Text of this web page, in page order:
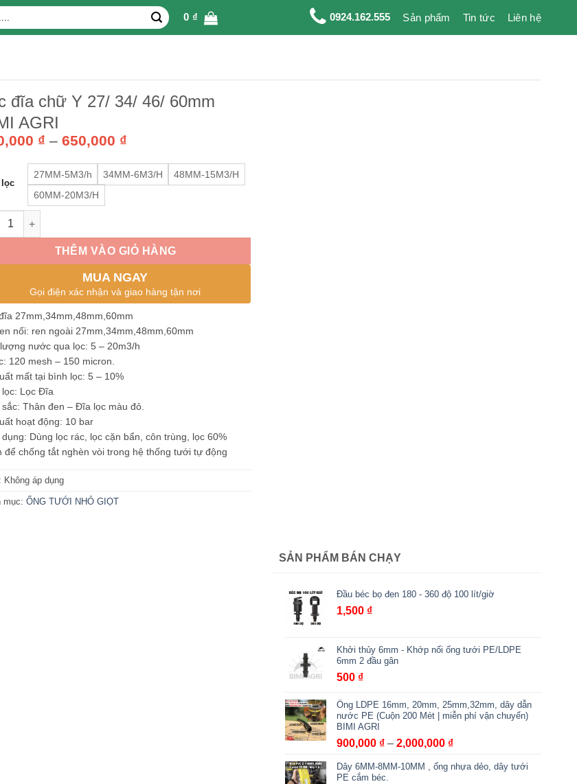
0 ₫ 0924.162.555 Sản phẩm Tin tức Liên hệ
đĩa chữ Y 27/ 34/ 46/ 60mm
AGRI
₫ – 650,000 ₫
từ
250,000 ₫
lọc
27MM-5M3/h 34MM-6M3/H
48MM-15M3/H
60MM-20M3/H
đĩa chữ Y 27/ 34/ 46/ 60mm BIMI AGRI số lượng
THÊM VÀO GIỎ HÀNG
MUA NGAY
Gọi điện xác nhận và giao hàng tận nơi
27mm,34mm,48mm,60mm
nối: ren ngoài 27mm,34mm,48mm,60mm
nước qua lọc: 5 – 20m3/h
120 mesh – 150 micron.
mất tại bình lọc: 5 – 10%
lọc: Lọc Đĩa
sắc: Thân đen – Đĩa lọc màu đỏ.
hoạt động: 10 bar
Dùng lọc rác, lọc cặn bẩn, côn trùng, lọc 60%
để chống tắt nghèn vòi trong hệ thống tưới tự động
Không áp dụng
mục:ỐNG TƯỚI NHỎ GIỌT
SẢN PHẨM BÁN CHẠY
Đầu béc bọ đen 180 - 360 độ 100 lít/giờ
1,500 ₫
Khởi thủy 6mm - Khớp nối ống tưới PE/LDPE
6mm 2 đầu gân
500 ₫
Ống LDPE 16mm, 20mm, 25mm,32mm, dây dẫn
nước PE (Cuộn 200 Mét | miễn phí vận chuyển)
BIMI AGRI
900,000 ₫ – 2,000,000 ₫Khoảng
từ
Dây 6MM-8MM-10MM , ống nhựa dẻo, dây tưới
PE cắm béc.